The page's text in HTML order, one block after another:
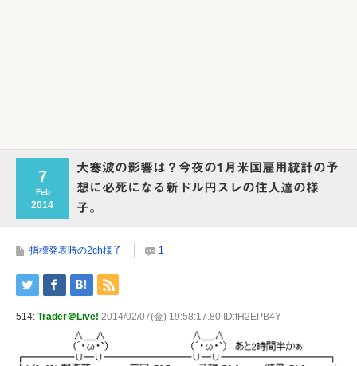
7
Feb
2014
大寒波の影響は？今夜の1月米国雇用統計の予
想に必死になる新ドル円スレの住人達の様
子。
指標発表時の2ch様子 1
514: Trader＠Live! 2014/02/07(金) 19:58:17.80 ID:tH2EPB4Y